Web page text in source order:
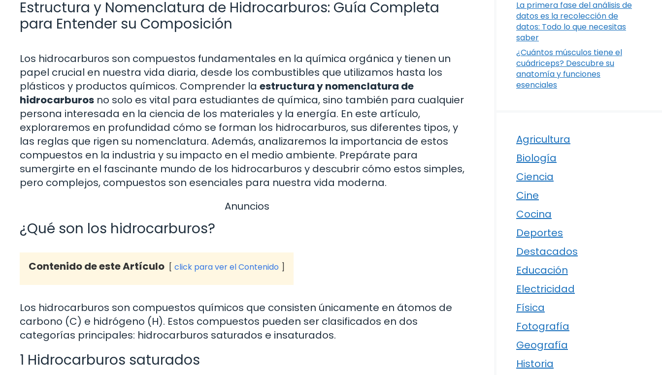
Estructura y Nomenclatura de Hidrocarburos: Guía Completa
para Entender su Composición
Los hidrocarburos son compuestos fundamentales en la química orgánica y tienen un
papel crucial en nuestra vida diaria, desde los combustibles que utilizamos hasta los
plásticos y productos químicos. Comprender la estructura y nomenclatura de
hidrocarburos no solo es vital para estudiantes de química, sino también para cualquier
persona interesada en la ciencia de los materiales y la energía. En este artículo,
exploraremos en profundidad cómo se forman los hidrocarburos, sus diferentes tipos, y
las reglas que rigen su nomenclatura. Además, analizaremos la importancia de estos
compuestos en la industria y su impacto en el medio ambiente. Prepárate para
sumergirte en el fascinante mundo de los hidrocarburos y descubrir cómo estos simples,
pero complejos, compuestos son esenciales para nuestra vida moderna.
Anuncios
¿Qué son los hidrocarburos?
Contenido de este Artículo click para ver el Contenido
Los hidrocarburos son compuestos químicos que consisten únicamente en átomos de
carbono (C) e hidrógeno (H). Estos compuestos pueden ser clasificados en dos
categorías principales: hidrocarburos saturados e insaturados.
1 Hidrocarburos saturados
La primera fase del análisis de
datos es la recolección de
datos: Todo lo que necesitas
saber
¿Cuántos músculos tiene el
cuádriceps? Descubre su
anatomía y funciones
esenciales
Agricultura
Biología
Ciencia
Cine
Cocina
Deportes
Destacados
Educación
Electricidad
Física
Fotografía
Geografía
Historia